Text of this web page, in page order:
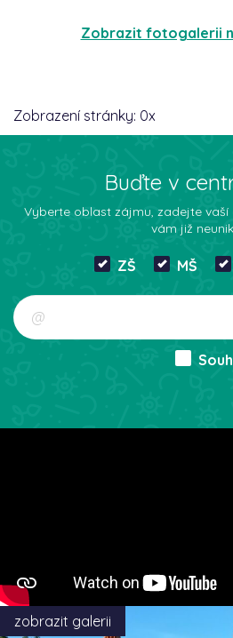
Zobrazit fotogalerii
Zobrazení stránky: 0x
Buďte v
Vyberte oblast zájmu, zadejte
vám již
ZŠ MŠ
zobrazit galerii